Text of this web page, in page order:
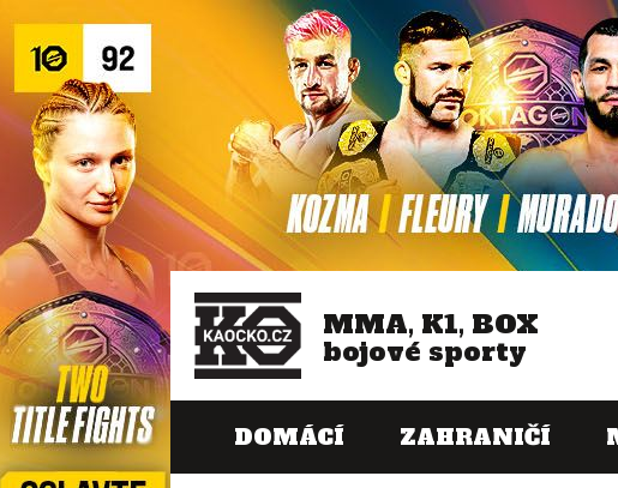
MMA, K1, BOX
bojové sporty
DOMÁCÍ ZAHRANIČÍ